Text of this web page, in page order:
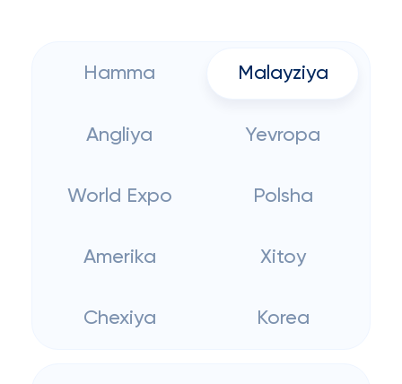
Hamma Malayziya
Angliya Yevropa
World Expo Polsha
Amerika Xitoy
Chexiya Korea